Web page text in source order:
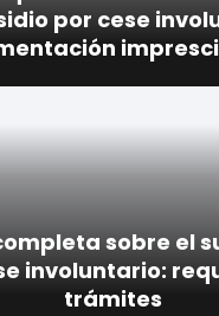
por cese
sobre el
involuntario:
trámites